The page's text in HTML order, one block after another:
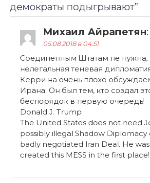
демократы подыгрывают”
Михаил Айрапетян:
05.08.2018 в 04:51
Соединенным Штатам не нужна,
нелегальная теневая
Керри на очень плохо
Ирана. Он был тем, кто создал
беспорядок в первую очередь!
Donald J. Trump
The United States does not need
possibly illegal Shadow Diplomacy
badly negotiated Iran Deal. He
created this MESS in the first place!